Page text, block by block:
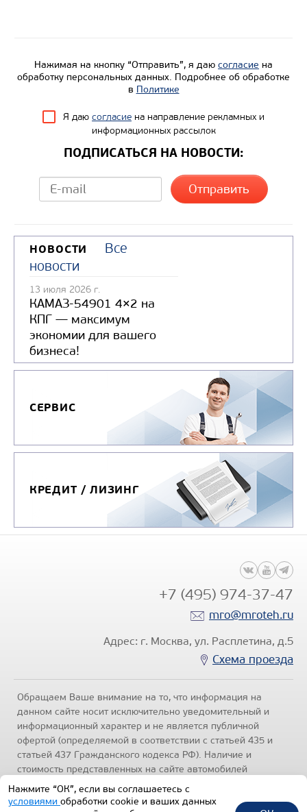
Экологический класс
Грузоподъемность, кг
Вместимость кузова, м3
Колесная формула
Узнать цену
Нажимая на кнопку “Отправить”, я даю согласие на
обработку персональных данных. Подробнее об обработке
в Политике
Я даю согласие на направление рекламных и
информационных рассылок
ПОДПИСАТЬСЯ НА НОВОСТИ:
НОВОСТИ
Все
новости
13 июля 2026 г.
КАМАЗ-54901 4×2 на
КПГ — максимум
экономии для вашего
бизнеса!
СЕРВИС
КРЕДИТ / ЛИЗИНГ
+7 (495) 974-37-47
mro@mroteh.ru
Адрес: г. Москва, ул. Расплетина, д.5
Схема проезда
Обращаем Ваше внимание на то, что информация на
данном сайте носит исключительно уведомительный и
информационный характер и не является публичной
офертой (определяемой в соответствии с статьей 435 и
статьей 437 Гражданского кодекса РФ). Наличие и
стоимость представленных на сайте автомобилей
уточняйте по телефонам отделов продаж, представленных
в разделе "Контакты" настоящего ресурса.
Нажмите “ОК”, если вы соглашаетесь с
условиями обработки cookie и ваших данных